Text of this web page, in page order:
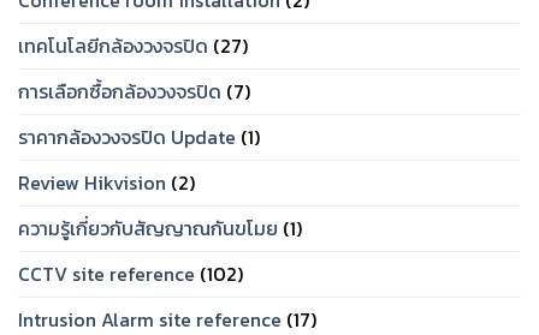
เทคโนโลยีกล้องวงจรปิด (27)
การเลือกซื้อกล้องวงจรปิด (7)
ราคากล้องวงจรปิด Update (1)
Review Hikvision (2)
ความรู้เกี่ยวกับสัญญาณกันขโมย (1)
CCTV site reference (102)
Intrusion Alarm site reference (17)